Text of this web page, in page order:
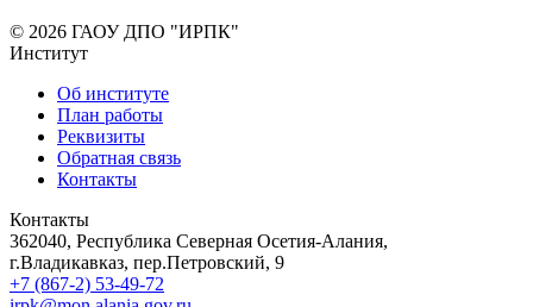
© 2026 ГАОУ ДПО "ИРПК"
Институт
Об институте
План работы
Реквизиты
Обратная связь
Контакты
Контакты
362040, Республика Северная Осетия-Алания,
г.Владикавказ, пер.Петровский, 9
+7 (867-2) 53-49-72